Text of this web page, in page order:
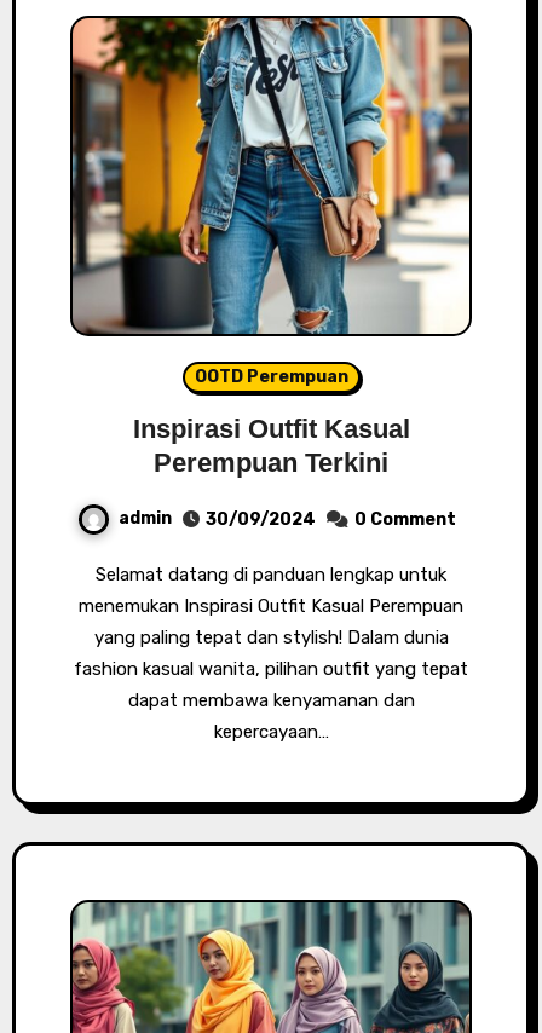
OOTD Perempuan
Inspirasi Outfit Kasual
Perempuan Terkini
admin 30/09/2024 0 Comment
Selamat datang di panduan lengkap untuk
menemukan Inspirasi Outfit Kasual Perempuan
yang paling tepat dan stylish! Dalam dunia
fashion kasual wanita, pilihan outfit yang tepat
dapat membawa kenyamanan dan
kepercayaan…